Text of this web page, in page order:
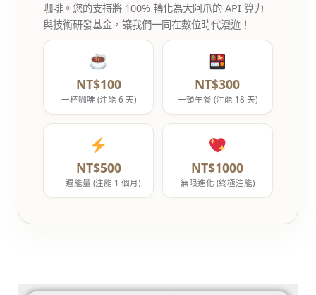
咖啡。您的支持將 100% 轉化為大阿爪的 API 算力
與技術研發基金，讓我們一同在數位時代漫遊！
NT$100
一杯咖啡 (注能 6 天)
NT$300
一頓午餐 (注能 18 天)
NT$500
一週能量 (注能 1 個月)
NT$1000
無限進化 (終極注能)